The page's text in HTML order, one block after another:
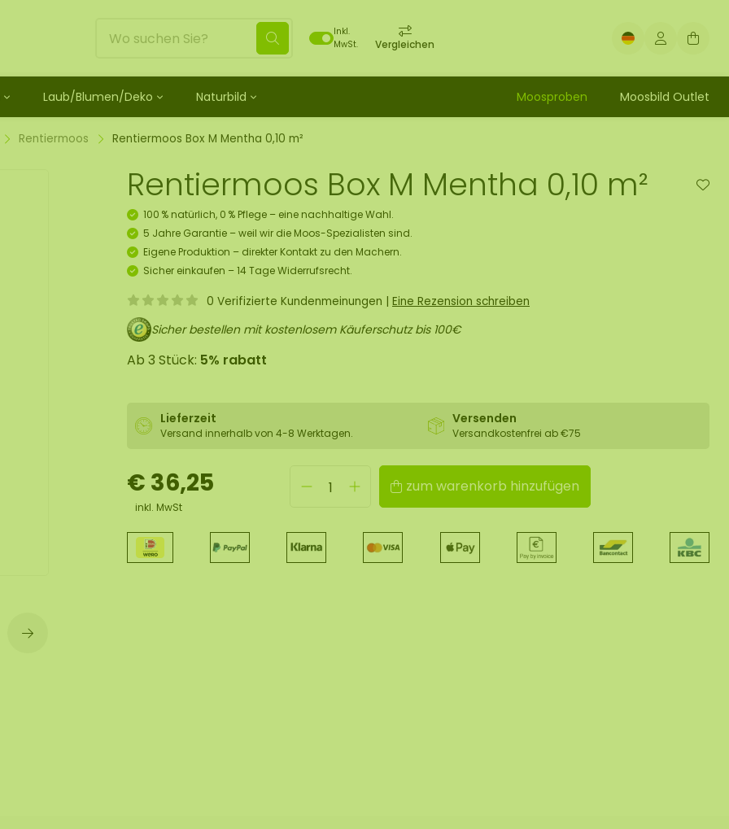
Inkl.
MwSt.
Vergleichen
Moosbild
Decken
Mooswand
Moosdots Moosbild [TIP]
Moosdots Cinco Moosbild
Moosdots-Set Moosbild
zum Selbermachen
Set
Loses Moos behandelt
Kugelmoos
Fluff moos
ECO Moos [Budget]
Laub/Blumen/Deko Naturbild Moosproben Moosbild Outlet
Rentiermoos Rentiermoos Box M Mentha 0,10 m²
Rentiermoos Box M Mentha 0,10 m²
100 % natürlich, 0 % Pflege – eine nachhaltige Wahl.
5 Jahre Garantie – weil wir die Moos-Spezialisten sind.
Eigene Produktion – direkter Kontakt zu den Machern.
Sicher einkaufen – 14 Tage Widerrufsrecht.
0 Verifizierte Kundenmeinungen | Eine Rezension schreiben
Sicher bestellen mit kostenlosem Käuferschutz bis 100€
Ab 3 Stück: 5% rabatt
Lieferzeit
Versand innerhalb von 4-8 Werktagen.
Versenden
Versandkostenfrei ab €75
€ 36,25
inkl. MwSt
zum warenkorb hinzufügen